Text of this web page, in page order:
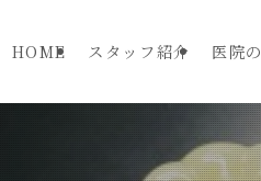
HOME スタッフ紹介 医院